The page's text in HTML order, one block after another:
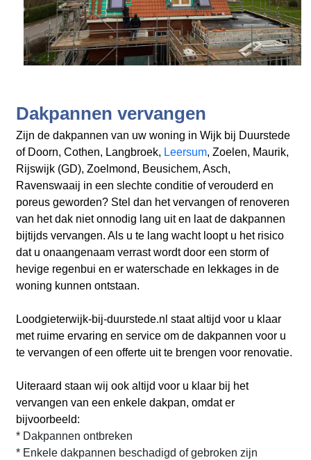
Dakpannen vervangen
Zijn de dakpannen van uw woning in Wijk bij Duurstede
of Doorn, Cothen, Langbroek, Leersum, Zoelen, Maurik,
Rijswijk (GD), Zoelmond, Beusichem, Asch,
Ravenswaaij in een slechte conditie of verouderd en
poreus geworden? Stel dan het vervangen of renoveren
van het dak niet onnodig lang uit en laat de dakpannen
bijtijds vervangen. Als u te lang wacht loopt u het risico
dat u onaangenaam verrast wordt door een storm of
hevige regenbui en er waterschade en lekkages in de
woning kunnen ontstaan.
Loodgieterwijk-bij-duurstede.nl staat altijd voor u klaar
met ruime ervaring en service om de dakpannen voor u
te vervangen of een offerte uit te brengen voor renovatie.
Uiteraard staan wij ook altijd voor u klaar bij het
vervangen van een enkele dakpan, omdat er
bijvoorbeeld:
* Dakpannen ontbreken
* Enkele dakpannen beschadigd of gebroken zijn